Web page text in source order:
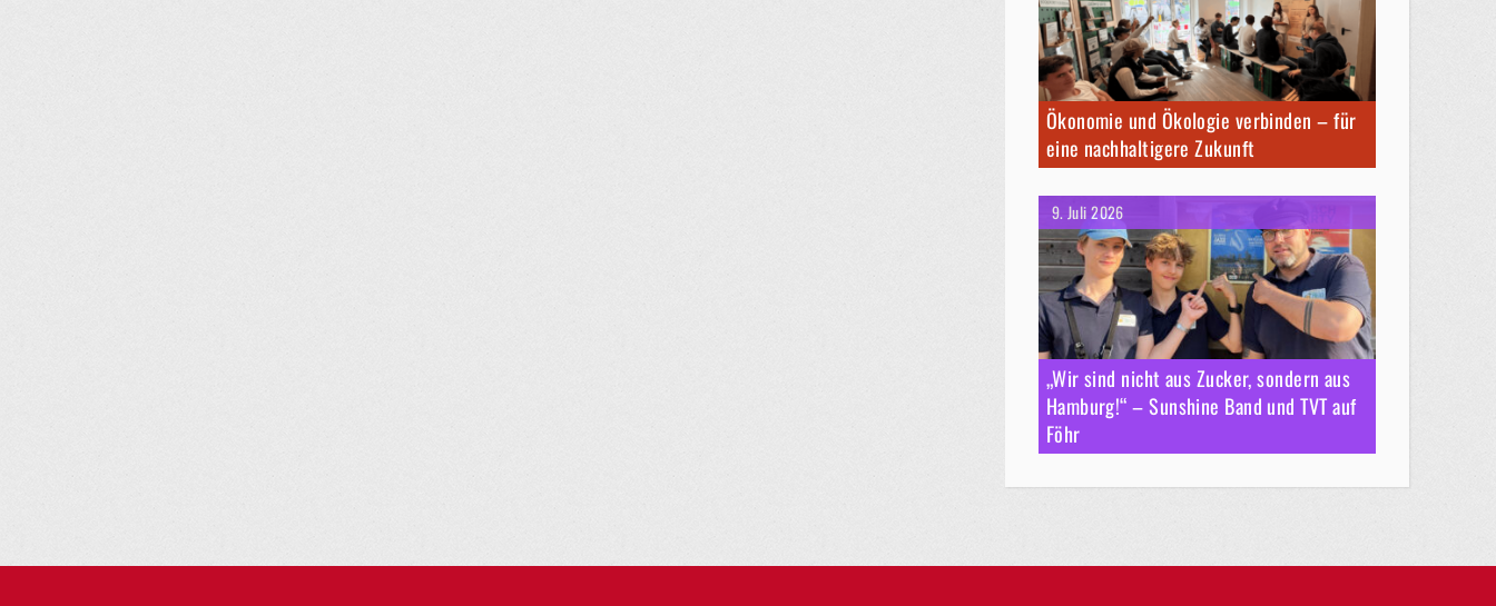
Ökonomie und Ökologie verbinden – für
eine nachhaltigere Zukunft
9. Juli 2026
„Wir sind nicht aus Zucker, sondern aus
Hamburg!“ – Sunshine Band und TVT auf
Föhr